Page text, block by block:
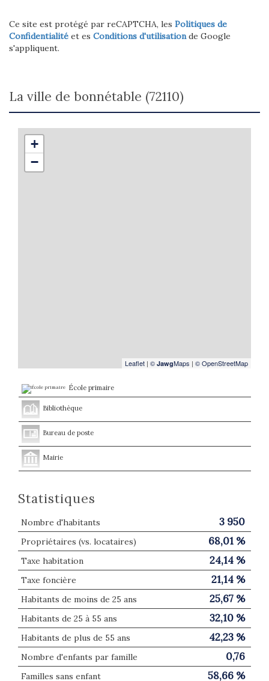
Ce site est protégé par reCAPTCHA, les Politiques de
Confidentialité et es Conditions d'utilisationde Google
s'appliquent.
la ville de bonnétable (72110)
+
−
Leaflet | © JawgMaps | © OpenStreetMap
École primaire
Bibliothèque
Bureau de poste
Mairie
Statistiques
Nombre d'habitants 3 950
Propriétaires (vs. locataires) 68,01 %
Taxe habitation 24,14 %
Taxe foncière 21,14 %
Habitants de moins de 25 ans 25,67 %
Habitants de 25 à 55 ans 32,10 %
Habitants de plus de 55 ans 42,23 %
Nombre d'enfants par famille 0,76
Familles sans enfant 58,66 %